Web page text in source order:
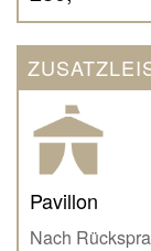
Pavillon
Nach